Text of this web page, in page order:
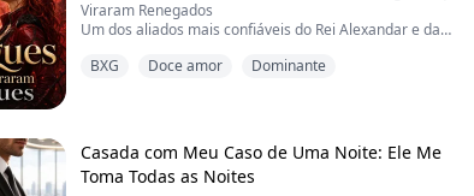
Viraram Renegados
Um dos aliados mais confiáveis do Rei Alexandar e da
ligado por vínculo a uma loba vermelha chamada
sobreviveu a expedições de extermínio de renegados.
Ape...
BXG Doce amor Dominante
Casada com Meu Caso de Uma Noite: Ele Me
Toma Todas as Noites